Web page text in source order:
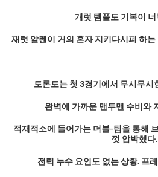
개럿 템플도 기복이
재럿 알렌이 거의 혼자 지키다시피 하
토론토는 첫 3경기에서 무시무시
완벽에 가까운 맨투맨 수비와
적재적소에 들어가는 더블-팀을 통해
껏 압박했다.
전력 누수 요인도 없는 상황. 프